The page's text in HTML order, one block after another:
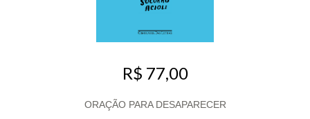
R$ 77,00
ORAÇÃO PARA DESAPARECER